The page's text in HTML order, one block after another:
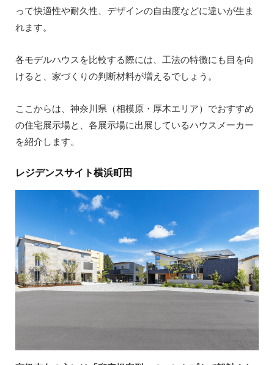
って快適性や耐久性、デザインの自由度などに違いが生ま
れます。
各モデルハウスを比較する際には、工法の特徴にも目を向
けると、家づくりの判断材料が増えるでしょう。
ここからは、神奈川県（相模原・厚木エリア）でおすすめ
の住宅展示場と、各展示場に出展しているハウスメーカー
を紹介します。
レジデンスサイト横浜町田